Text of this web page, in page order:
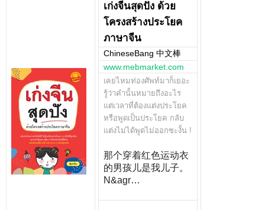
เก่งจีนสุดปัง ด้วย
โครงสร้างประโยค
ภาษาจีน
ChineseBang 中文棒
www.mebmarket.com
เคยไหมท่องศัพท์มาก็เยอะ
รู้ว่าคำนั้นหมายถึงอะไร
แต่เวลาที่ต้องแต่งประโยค
หรือพูดเป็นประโยค กลับ
แต่งไม่ได้พูดไม่ออกซะงั้น !
那个穿着红色运动衣
的男孩儿是我儿子。
N&agr…